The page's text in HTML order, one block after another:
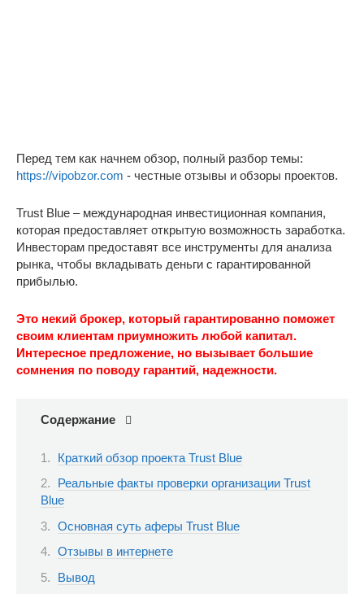
Перед тем как начнем обзор, полный разбор темы:
https://vipobzor.com - честные отзывы и обзоры проектов.
Trust Blue – международная инвестиционная компания,
которая предоставляет открытую возможность заработка.
Инвесторам предоставят все инструменты для анализа
рынка, чтобы вкладывать деньги с гарантированной
прибылью.
Это некий брокер, который гарантированно поможет
своим клиентам приумножить любой капитал.
Интересное предложение, но вызывает большие
сомнения по поводу гарантий, надежности.
Содержание
Краткий обзор проекта Trust Blue
Реальные факты проверки организации Trust
Blue
Основная суть аферы Trust Blue
Отзывы в интернете
Вывод